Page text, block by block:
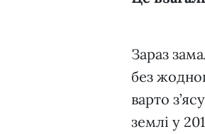
Зараз
без
варто
землі у